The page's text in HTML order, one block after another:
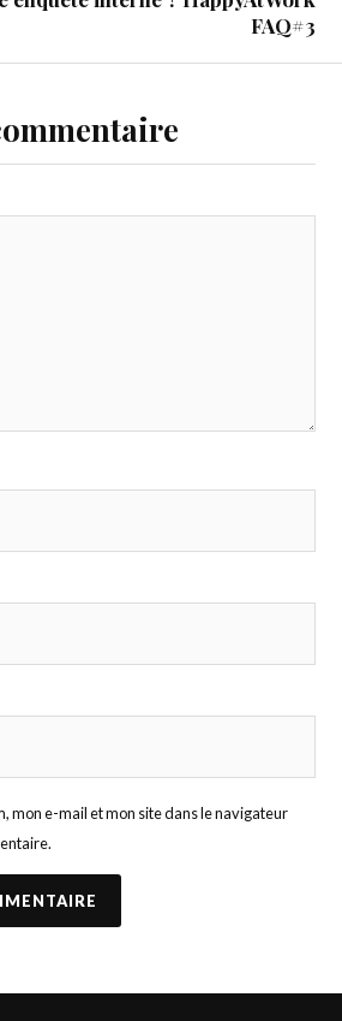
FAQ#3
mon e-mail et mon site dans le navigateur